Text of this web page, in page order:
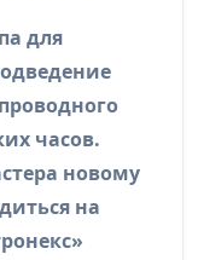
для
часов.
новому
на